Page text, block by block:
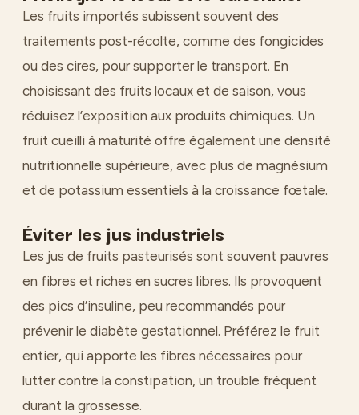
Les fruits importés subissent souvent des
traitements post-récolte, comme des fongicides
ou des cires, pour supporter le transport. En
choisissant des fruits locaux et de saison, vous
réduisez l’exposition aux produits chimiques. Un
fruit cueilli à maturité offre également une densité
nutritionnelle supérieure, avec plus de magnésium
et de potassium essentiels à la croissance fœtale.
Éviter les jus industriels
Les jus de fruits pasteurisés sont souvent pauvres
en fibres et riches en sucres libres. Ils provoquent
des pics d’insuline, peu recommandés pour
prévenir le diabète gestationnel. Préférez le fruit
entier, qui apporte les fibres nécessaires pour
lutter contre la constipation, un trouble fréquent
durant la grossesse.